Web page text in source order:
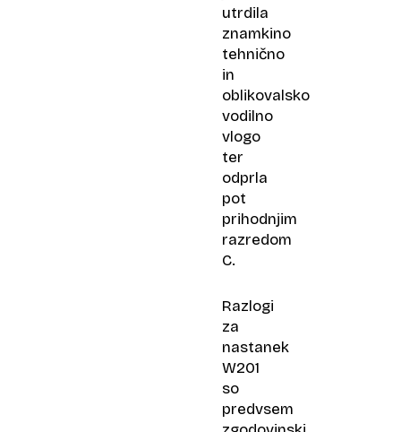
utrdila
znamkino
tehnično
in
oblikovalsko
vodilno
vlogo
ter
odprla
pot
prihodnjim
razredom
C.
Razlogi
za
nastanek
W201
so
predvsem